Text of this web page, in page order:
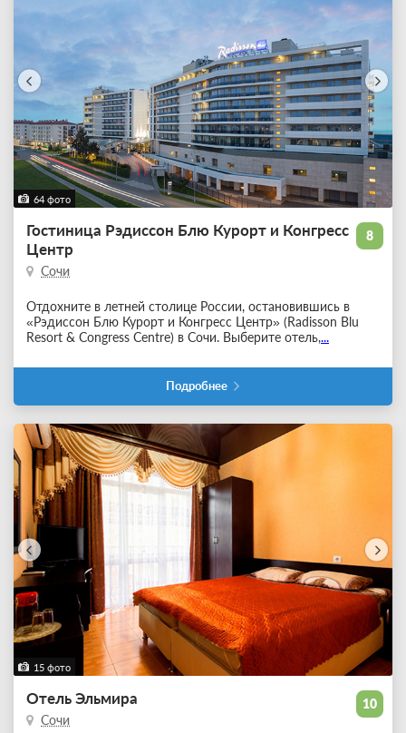
64 фото
8
Гостиница Рэдиссон Блю Курорт и Конгресс
Центр
Сочи
Отдохните в летней столице России, остановившись в
«Рэдиссон Блю Курорт и Конгресс Центр» (Radisson Blu
Resort & Congress Centre) в Сочи. Выберите отель,...
Подробнее
15 фото
10
Отель Эльмира
Сочи